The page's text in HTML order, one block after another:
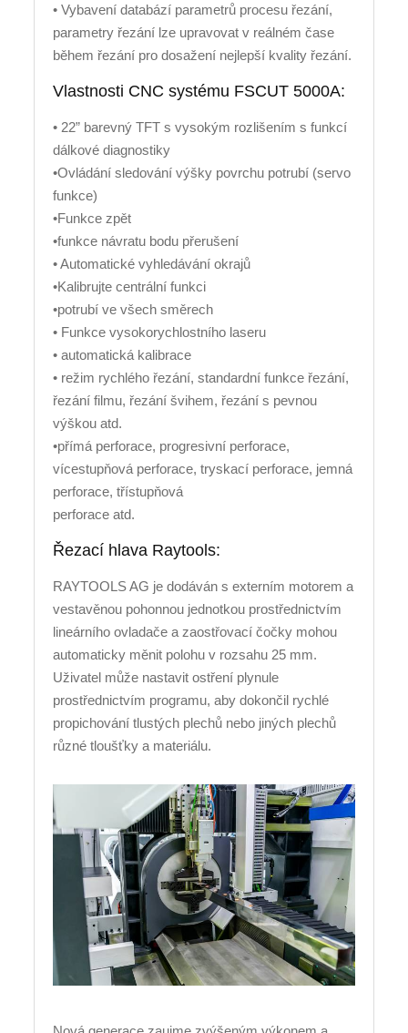
• Vybavení databází parametrů procesu řezání,
parametry řezání lze upravovat v reálném čase
během řezání pro dosažení nejlepší kvality řezání.
Vlastnosti CNC systému FSCUT 5000A:
• 22” barevný TFT s vysokým rozlišením s funkcí
dálkové diagnostiky
•Ovládání sledování výšky povrchu potrubí (servo
funkce)
•Funkce zpět
•funkce návratu bodu přerušení
• Automatické vyhledávání okrajů
•Kalibrujte centrální funkci
•potrubí ve všech směrech
• Funkce vysokorychlostního laseru
• automatická kalibrace
• režim rychlého řezání, standardní funkce řezání,
řezání filmu, řezání švihem, řezání s pevnou
výškou atd.
•přímá perforace, progresivní perforace,
vícestupňová perforace, tryskací perforace, jemná
perforace, třístupňová
perforace atd.
Řezací hlava Raytools:
RAYTOOLS AG je dodáván s externím motorem a
vestavěnou pohonnou jednotkou prostřednictvím
lineárního ovladače a zaostřovací čočky mohou
automaticky měnit polohu v rozsahu 25 mm.
Uživatel může nastavit ostření plynule
prostřednictvím programu, aby dokončil rychlé
propichování tlustých plechů nebo jiných plechů
různé tloušťky a materiálu.